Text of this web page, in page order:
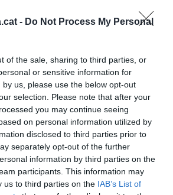
- Do Not Process My Personal
of the sale, sharing to third parties, or
or sensitive information for
us, please use the below opt-out
selection. Please note that after your
you may continue seeing
on personal information utilized by
disclosed to third parties prior to
separately opt-out of the further
information by third parties on the
participants. This information may
us to third parties on the IAB’s List of
, com Rússia i la Xina, per a
molt castigat per la crisi i
de vendes.
amb la participació de 236
mostrat més de 650 naus, 60
per al mercat nacional
com a font preferida de
forma gratuïta
amb les últimes notícies d'actualitat